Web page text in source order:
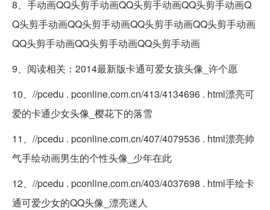
8、手动画QQ头剪手动画QQ头剪手动画QQ头剪手动画Q
Q头剪手动画QQ头剪手动画QQ头剪手动画QQ头剪手动画
QQ头剪手动画QQ头剪手动画QQ头剪手动画
9、阅读相关：2014最新版卡通可爱女孩头像_许个愿
10、//pcedu . pconline.com.cn/413/4134696 . html漂亮可
爱的卡通少女头像_樱花下的落雪
11、//pcedu . pconline.com.cn/407/4079536 . html漂亮帅
气手绘动画男生的个性头像_少年在此
12、//pcedu . pconline.com.cn/403/4037698 . html手绘卡
通可爱少女的QQ头像_漂亮迷人